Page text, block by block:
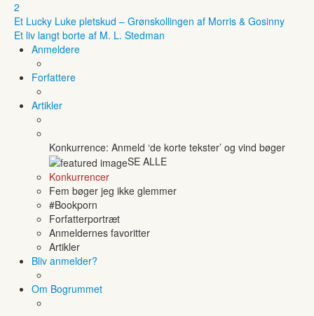
2
Et Lucky Luke pletskud – Grønskollingen af Morris & Gosinny
Et liv langt borte af M. L. Stedman
Anmeldere
Forfattere
Artikler
Konkurrence: Anmeld ‘de korte tekster’ og vind bøger
SE ALLE
Konkurrencer
Fem bøger jeg ikke glemmer
#Bookporn
Forfatterportræt
Anmeldernes favoritter
Artikler
Bliv anmelder?
Om Bogrummet